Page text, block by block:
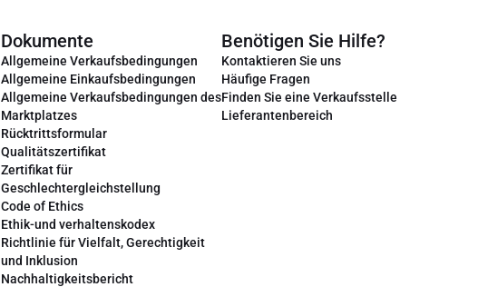
Dokumente
Allgemeine Verkaufsbedingungen
Allgemeine Einkaufsbedingungen
Allgemeine Verkaufsbedingungen des
Marktplatzes
Rücktrittsformular
Qualitätszertifikat
Zertifikat für
Geschlechtergleichstellung
Code of Ethics
Ethik-und verhaltenskodex
Richtlinie für Vielfalt, Gerechtigkeit
und Inklusion
Nachhaltigkeitsbericht
Benötigen Sie Hilfe?
Kontaktieren Sie uns
Häufige Fragen
Finden Sie eine Verkaufsstelle
Lieferantenbereich